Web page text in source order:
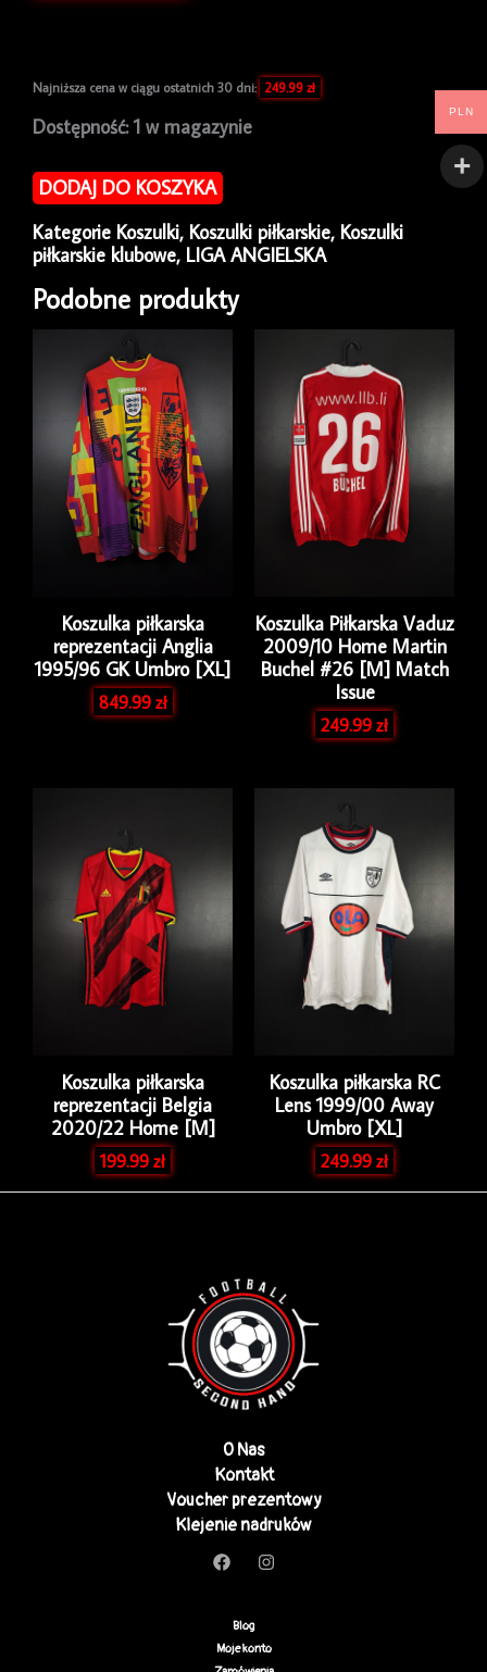
Najniższa cena w ciągu ostatnich 30 dni: 249.99 zł
Dostępność: 1 w magazynie
ilość
piłkarska
Arsenal
Away
Nike
[S]
DODAJ DO KOSZYKA
Kategorie Koszulki, Koszulki piłkarskie, Koszulki
piłkarskie klubowe, LIGA ANGIELSKA
Podobne produkty
Koszulka piłkarska
reprezentacji Anglia
1995/96 GK Umbro [XL]
849.99zł
Koszulka Piłkarska Vaduz
2009/10 Home Martin
Buchel #26 [M] Match
Issue
249.99zł
Koszulka piłkarska
reprezentacji Belgia
2020/22 Home [M]
199.99zł
Koszulka piłkarska RC
Lens 1999/00 Away
Umbro [XL]
249.99zł
O Nas
Kontakt
Voucher prezentowy
Klejenie nadruków
Blog
Moje konto
PLN